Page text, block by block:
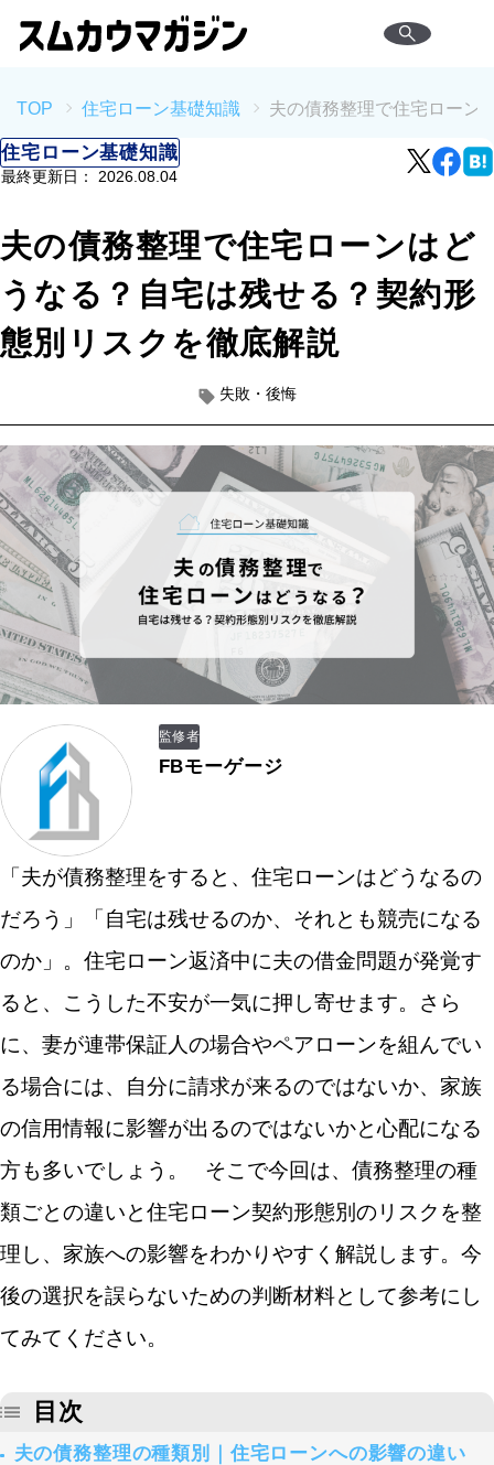
TOP 住宅ローン基礎知識 夫の債務整理で住宅ローン
住宅ローン基礎知識
最終更新日： 2026.08.04
夫の債務整理で住宅ローンはど
うなる？自宅は残せる？契約形
態別リスクを徹底解説
失敗・後悔
監修者
FBモーゲージ
「夫が債務整理をすると、住宅ローンはどうなるの
だろう」「自宅は残せるのか、それとも競売になる
のか」。住宅ローン返済中に夫の借金問題が発覚す
ると、こうした不安が一気に押し寄せます。さら
に、妻が連帯保証人の場合やペアローンを組んでい
る場合には、自分に請求が来るのではないか、家族
の信用情報に影響が出るのではないかと心配になる
方も多いでしょう。
そこで今回は、債務整理の種
類ごとの違いと住宅ローン契約形態別のリスクを整
理し、家族への影響をわかりやすく解説します。今
後の選択を誤らないための判断材料として参考にし
てみてください。
目次
夫の債務整理の種類別｜住宅ローンへの影響の違い